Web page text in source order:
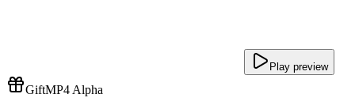
Play preview
GiftMP4 Alpha